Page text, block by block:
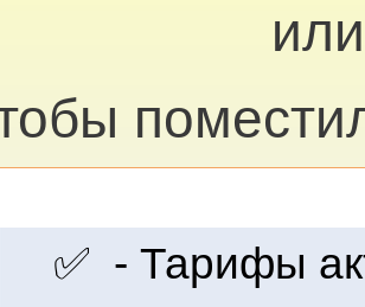
✅ - Тарифы